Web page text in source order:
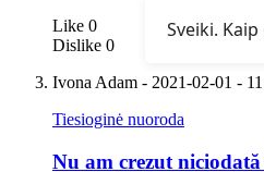
Like 0
Dislike 0
Ivona Adam - 2021-02-01 -
Tiesioginė nuoroda
Nu am crezut
Sveiki.